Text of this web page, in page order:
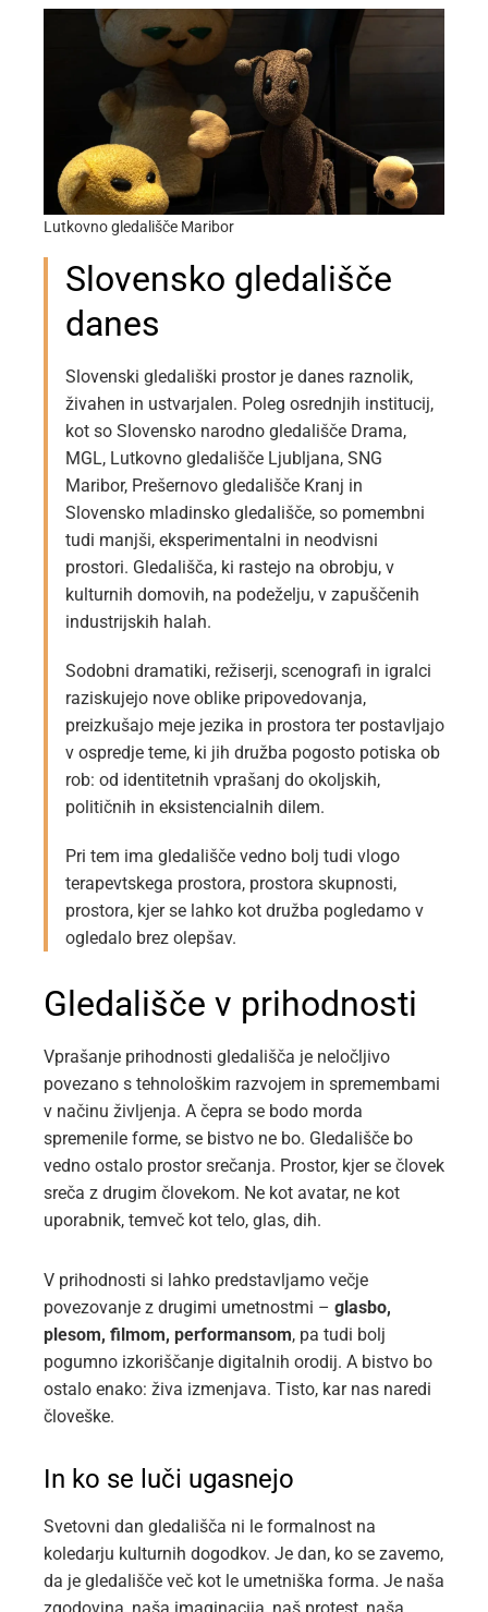
Lutkovno gledališče Maribor
Slovensko gledališče
danes
Slovenski gledališki prostor je danes raznolik,
živahen in ustvarjalen. Poleg osrednjih institucij,
kot so Slovensko narodno gledališče Drama,
MGL, Lutkovno gledališče Ljubljana, SNG
Maribor, Prešernovo gledališče Kranj in
Slovensko mladinsko gledališče, so pomembni
tudi manjši, eksperimentalni in neodvisni
prostori. Gledališča, ki rastejo na obrobju, v
kulturnih domovih, na podeželju, v zapuščenih
industrijskih halah.
Sodobni dramatiki, režiserji, scenografi in igralci
raziskujejo nove oblike pripovedovanja,
preizkušajo meje jezika in prostora ter postavljajo
v ospredje teme, ki jih družba pogosto potiska ob
rob: od identitetnih vprašanj do okoljskih,
političnih in eksistencialnih dilem.
Pri tem ima gledališče vedno bolj tudi vlogo
terapevtskega prostora, prostora skupnosti,
prostora, kjer se lahko kot družba pogledamo v
ogledalo brez olepšav.
Gledališče v prihodnosti
Vprašanje prihodnosti gledališča je neločljivo
povezano s tehnološkim razvojem in spremembami
v načinu življenja. A čepra se bodo morda
spremenile forme, se bistvo ne bo. Gledališče bo
vedno ostalo prostor srečanja. Prostor, kjer se človek
sreča z drugim človekom. Ne kot avatar, ne kot
uporabnik, temveč kot telo, glas, dih.
V prihodnosti si lahko predstavljamo večje
povezovanje z drugimi umetnostmi – glasbo,
plesom, filmom, performansom, pa tudi bolj
pogumno izkoriščanje digitalnih orodij. A bistvo bo
ostalo enako: živa izmenjava. Tisto, kar nas naredi
človeške.
In ko se luči ugasnejo
Svetovni dan gledališča ni le formalnost na
koledarju kulturnih dogodkov. Je dan, ko se zavemo,
da je gledališče več kot le umetniška forma. Je naša